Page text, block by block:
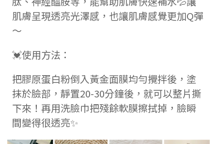
肌膚呈現透亮光澤感，也讓肌膚感覺更加Q彈
～
💓使用方法：
把膠原蛋白粉倒入黃金面膜均勻攪拌後，塗
抹於臉部，靜置20-30分鐘後，就可以整片撕
下來！再用洗臉巾把殘餘軟膜擦拭掉，臉瞬
間變得很透亮✨